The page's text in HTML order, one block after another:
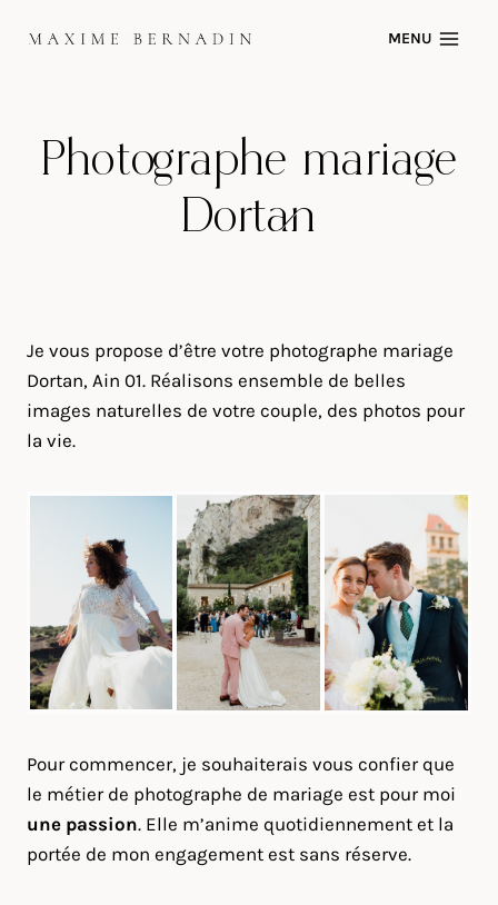
MENU
Photographe mariage
Dortan
Je vous propose d’être votre photographe mariage
Dortan, Ain 01. Réalisons ensemble de belles
images naturelles de votre couple, des photos pour
la vie.
Pour commencer, je souhaiterais vous confier que
le métier de photographe de mariage est pour moi
une passion. Elle m’anime quotidiennement et la
portée de mon engagement est sans réserve.